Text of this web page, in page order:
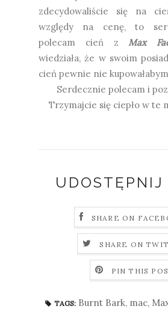
zdecydowaliście się na
względy na cenę, to
polecam cień zMax
wiedziała, że w swoim
cień pewnie nie
Serdecznie polecam i
Trzymajcie się ciepło w te
UDOSTĘPNIJ
SHARE ON
SHARE ON
PIN THIS
TAGS: Burnt Bark, mac,